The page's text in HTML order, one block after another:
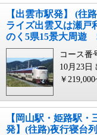
【出雲市駅発】 (往
ライズ出雲又は瀬戸
のく5県15景大周遊
コース番
10月23日
￥
【岡山駅・姫路駅・
発】(往路)夜行寝台